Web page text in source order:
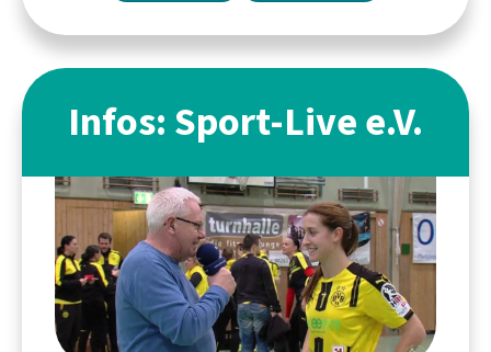
Infos: Sport-Live e.V.